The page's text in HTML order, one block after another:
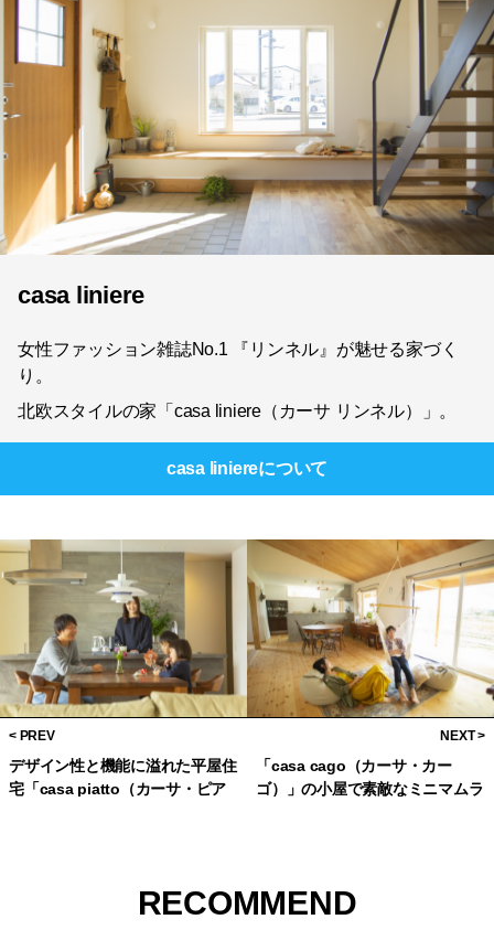
casa liniere
女性ファッション雑誌No.1 『リンネル』が魅せる家づく
り。
北欧スタイルの家「casa liniere（カーサ リンネル）」。
casa liniereについて
デザイン性と機能に溢れた平屋住
宅「casa piatto（カーサ・ピア
「casa cago（カーサ・カー
ゴ）」の小屋で素敵なミニマムラ
RECOMMEND